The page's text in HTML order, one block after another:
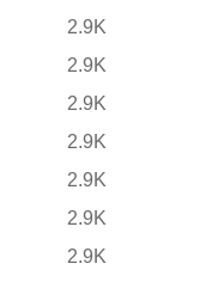
2.9K
2.9K
2.9K
2.9K
2.9K
2.9K
2.9K